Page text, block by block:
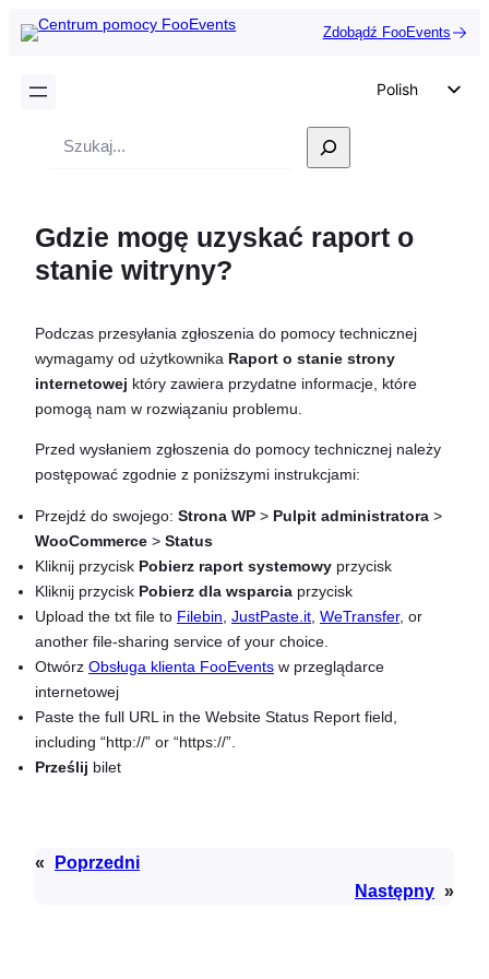
Zdobądź FooEvents
Polish
Spanish
French
Czech
Wyszukiwanie
Gdzie mogę uzyskać raport o
stanie witryny?
Podczas przesyłania zgłoszenia do pomocy technicznej
wymagamy od użytkownika Raport o stanie strony
internetowej który zawiera przydatne informacje, które
pomogą nam w rozwiązaniu problemu.
Przed wysłaniem zgłoszenia do pomocy technicznej należy
postępować zgodnie z poniższymi instrukcjami:
Przejdź do swojego: Strona WP > Pulpit administratora >
WooCommerce > Status
Kliknij przycisk Pobierz raport systemowy przycisk
Kliknij przycisk Pobierz dla wsparcia przycisk
Upload the txt file to Filebin JustPaste.it WeTransfer, or
another file-sharing service of your choice.
Otwórz Obsługa klienta FooEvents w przeglądarce
internetowej
Paste the full URL in the Website Status Report field,
including “http://” or “https://”.
Prześlij bilet
«
Poprzedni
Następny »